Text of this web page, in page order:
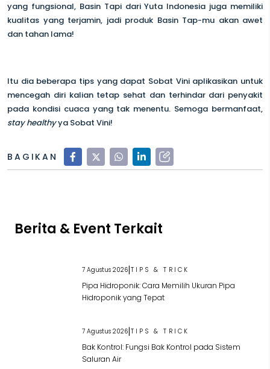
yang fungsional, Basin Tapi dari Yuta Indonesia juga memiliki
kualitas yang terjamin, jadi produk Basin Tap-mu akan awet
dan tahan lama!
Itu dia beberapa tips yang dapat Sobat Vini aplikasikan untuk
mencegah diri kalian tetap sehat dan terhindar dari penyakit
pada kondisi cuaca yang tak menentu. Semoga bermanfaat,
stay healthyya Sobat Vini!
BAGIKAN
Berita & Event Terkait
7 Agustus 2026|TIPS & TRICK
Pipa Hidroponik: Cara Memilih Ukuran Pipa
Hidroponik yang Tepat
7 Agustus 2026|TIPS & TRICK
Bak Kontrol: Fungsi Bak Kontrol pada Sistem
Saluran Air